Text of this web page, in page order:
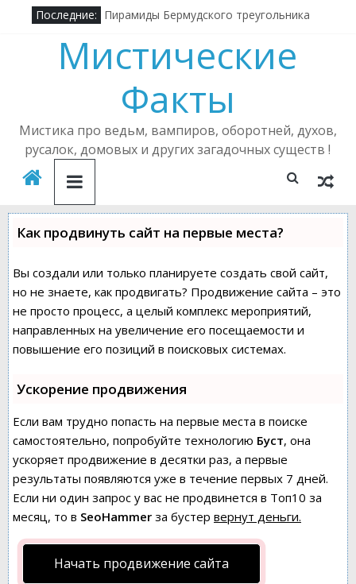
Последние: Про бесов
Пирамиды Бермудского треугольника
Кричащий лес
Подселенный бес
Мистические
Факты
Мистика про ведьм, вампиров, оборотней, духов,
русалок, домовых и других загадочных существ !
Как продвинуть сайт на первые места?
Вы создали или только планируете создать свой сайт,
но не знаете, как продвигать? Продвижение сайта – это
не просто процесс, а целый комплекс мероприятий,
направленных на увеличение его посещаемости и
повышение его позиций в поисковых системах.
Ускорение продвижения
Если вам трудно попасть на первые места в поиске
самостоятельно, попробуйте технологию Буст, она
ускоряет продвижение в десятки раз, а первые
результаты появляются уже в течение первых 7 дней.
Если ни один запрос у вас не продвинется в Топ10 за
месяц, то в SeoHammer за бустер вернут деньги.
Начать продвижение сайта